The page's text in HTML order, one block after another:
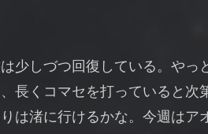
少しづつ回復している。や
長くコマセを打っていると次
は渚に行けるかな。今週はア